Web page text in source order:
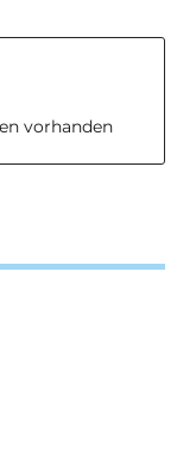
vorhanden